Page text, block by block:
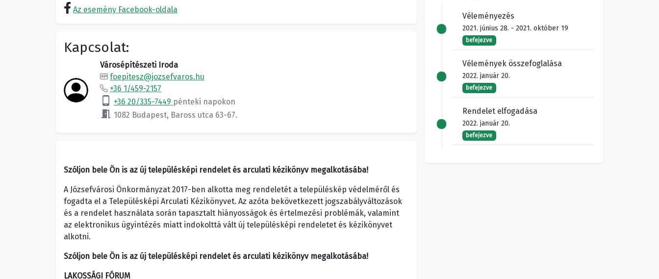
Az esemény Facebook-oldala
Kapcsolat:
Városépítészeti Iroda
foepitesz@jozsefvaros.hu
+36 1/459-2157
phone_android +36 20/335-7449 pénteki napokon
meeting_room 1082 Budapest, Baross utca 63-67.
Szóljon bele Ön is az új településképi rendelet és arculati kézikönyv megalkotásába!
A Józsefvárosi Önkormányzat 2017-ben alkotta meg rendeletét a településkép védelméről és
fogadta el a Településképi Arculati Kézikönyvet. Az azóta bekövetkezett jogszabályváltozások
és a rendelet használata során tapasztalt hiányosságok és értelmezési problémák, valamint
az elektronikus ügyintézés miatt indokolttá vált új településképi rendeletet és kézikönyvet
alkotni.
Szóljon bele Ön is az új településképi rendelet és arculati kézikönyv megalkotásába!
LAKOSSÁGI FÓRUM
Véleményezés
2021. június 28. - 2021. október 19
befejezve
Vélemények összefoglalása
2022. január 20.
befejezve
Rendelet elfogadása
2022. január 20.
befejezve